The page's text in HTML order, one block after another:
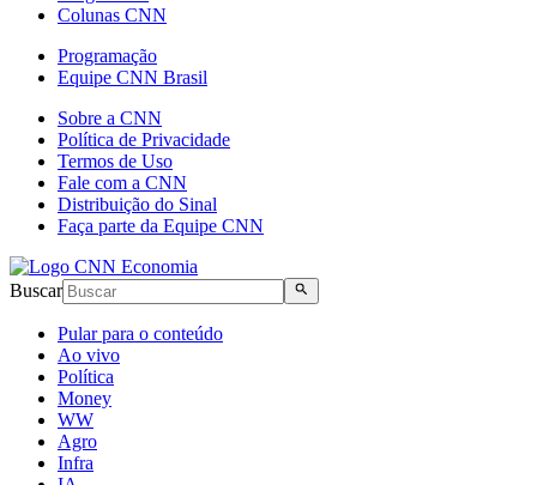
Colunas CNN
Programação
Equipe CNN Brasil
Sobre a CNN
Política de Privacidade
Termos de Uso
Fale com a CNN
Distribuição do Sinal
Faça parte da Equipe CNN
Buscar
Pular para o conteúdo
Ao vivo
Política
Money
WW
Agro
Infra